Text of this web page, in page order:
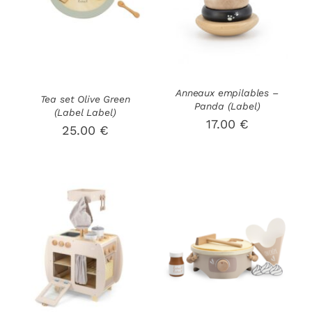
Tea set Olive Green
(Label Label)
25.00 €
Anneaux empilables –
Panda (Label)
17.00 €
AJOUTER AU
PANIER
/
DÉTAILS
AJOUTER AU
PANIER
/
DÉTAILS